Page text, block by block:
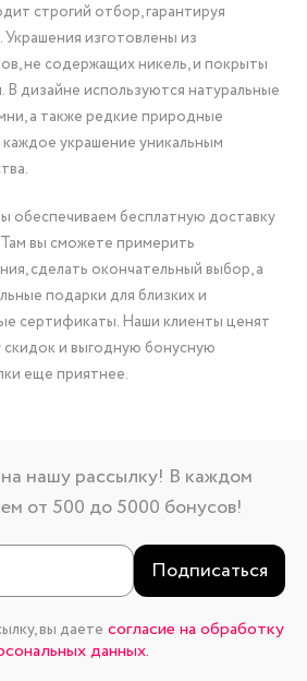
строгий отбор, гарантируя
изготовлены из
не содержащих никель, и покрыты
дизайне используются натуральные
а также редкие природные
украшение уникальным
обеспечиваем бесплатную доставку
вы сможете примерить
сделать окончательный выбор, а
подарки для близких и
сертификаты. Наши клиенты ценят
и выгодную бонусную
еще приятнее.
нашу рассылку! В каждом
от 500 до 5000 бонусов!
Подписаться
вы даете согласие на обработку
данных.